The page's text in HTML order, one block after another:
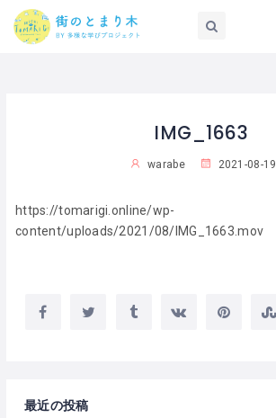
IMG_1663
warabe 2021-08-19
https://tomarigi.online/wp-
content/uploads/2021/08/IMG_1663.mov
最近の投稿